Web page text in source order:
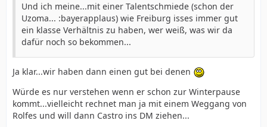
Und ich meine...mit einer Talentschmiede (schon der
Uzoma... :bayerapplaus) wie Freiburg isses immer gut
ein klasse Verhältnis zu haben, wer weiß, was wir da
dafür noch so bekommen...
Ja klar...wir haben dann einen gut bei denen
Würde es nur verstehen wenn er schon zur Winterpause
kommt...vielleicht rechnet man ja mit einem Weggang von
Rolfes und will dann Castro ins DM ziehen...